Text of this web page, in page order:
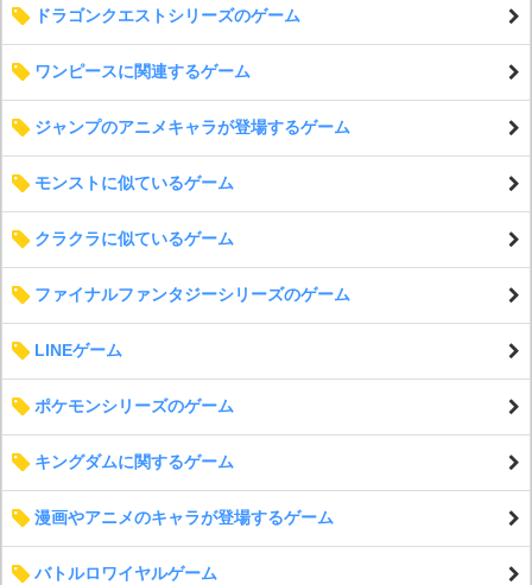
ドラゴンクエストシリーズのゲーム
ワンピースに関連するゲーム
ジャンプのアニメキャラが登場するゲーム
モンストに似ているゲーム
クラクラに似ているゲーム
ファイナルファンタジーシリーズのゲーム
LINEゲーム
ポケモンシリーズのゲーム
キングダムに関するゲーム
漫画やアニメのキャラが登場するゲーム
バトルロワイヤルゲーム